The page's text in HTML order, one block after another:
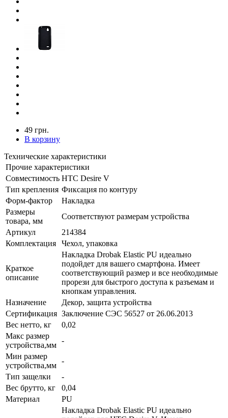
49 грн.
В корзину
Технические характеристики
Прочие характеристики
Совместимость HTC Desire V
Тип крепления Фиксация по контуру
Форм-фактор
Накладка
Размеры
товара, мм
Соответствуют размерам устройства
Артикул
214384
Комплектация
Чехол, упаковка
Краткое
описание
Накладка Drobak Elastic PU идеально
подойдет для вашего смартфона. Имеет
соответствующий размер и все необходимые
прорези для быстрого доступа к разъемам и
кнопкам управления.
Назначение
Декор, защита устройства
Сертификация Заключение СЭС 56527 от 26.06.2013
Вес нетто, кг
0,02
Макс размер
устройства,мм
-
Мин размер
устройства,мм
-
Тип защелки
-
Вес брутто, кг
0,04
Материал
PU
Накладка Drobak Elastic PU идеально